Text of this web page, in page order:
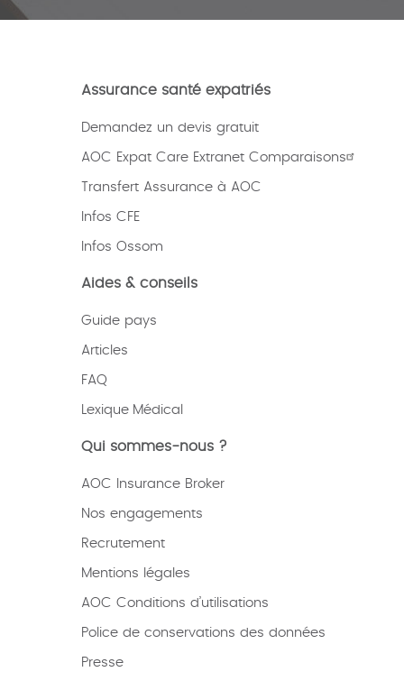
Assurance santé expatriés
Demandez un devis gratuit
AOC Expat Care Extranet Comparaisons
Transfert Assurance à AOC
Infos CFE
Infos Ossom
Aides & conseils
Guide pays
Articles
FAQ
Lexique Médical
Qui sommes-nous ?
AOC Insurance Broker
Nos engagements
Recrutement
Mentions légales
AOC Conditions d’utilisations
Police de conservations des données
Presse